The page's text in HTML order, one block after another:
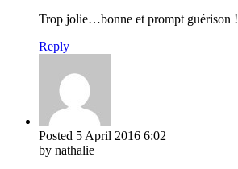
Trop jolie…bonne et prompt guérison !
Reply
Posted 5 April 2016 6:02
by nathalie